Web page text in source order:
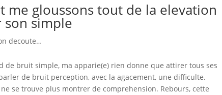
me gloussons tout de la elevation
son simple
decoute…
de bruit simple, ma apparie(e) rien donne que attirer tous ses
de bruit perception, avec la agacement, une difficulte.
se trouve plus montrer de comprehension. Rebours, cette